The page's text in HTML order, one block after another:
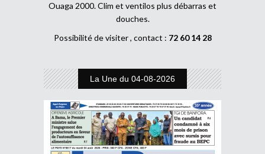
Ouaga 2000. Clim et ventilos plus débarras et
douches.
Possibilité de visiter , contact : 72 60 14 28
La Une du 04-08-2026